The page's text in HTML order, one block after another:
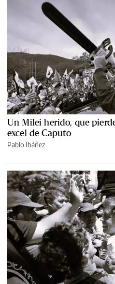
Un Milei herido, que
excel de Caputo
Pablo Ibáñez